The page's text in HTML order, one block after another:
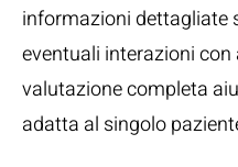
informazioni dettagliate
eventuali interazioni
valutazione completa
adatta al singolo